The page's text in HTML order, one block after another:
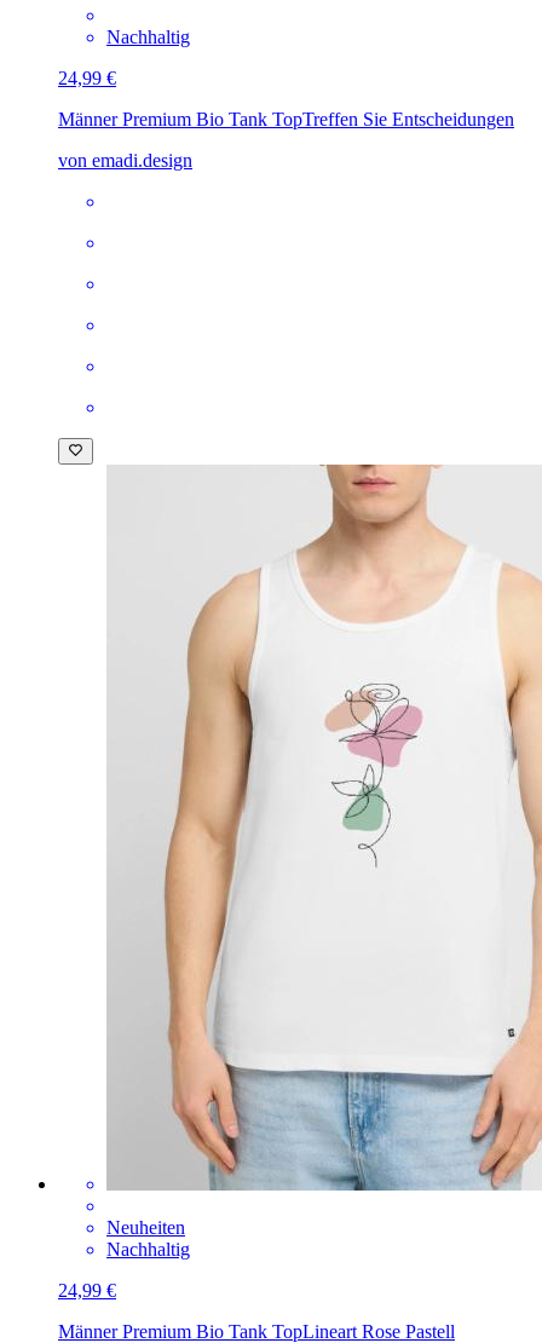
Nachhaltig
24,99 €
Männer Premium Bio Tank TopTreffen Sie Entscheidungen
von emadi.design
Neuheiten
Nachhaltig
24,99 €
Männer Premium Bio Tank TopLineart Rose Pastell